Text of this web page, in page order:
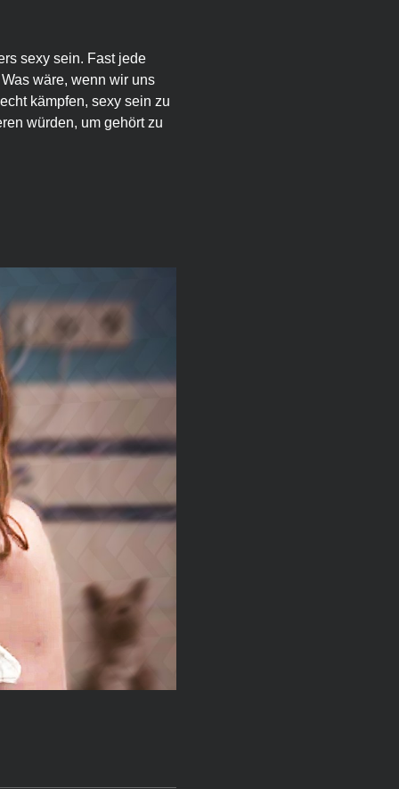
sexy sein. Fast jede
wäre, wenn wir uns
kämpfen, sexy sein zu
würden, um gehört zu